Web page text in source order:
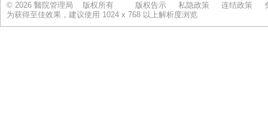
© 2026 醫院管理局 版权所有 版权告示 私隐政策 连结政策
为获得至佳效果，建议使用 1024 x 768 以上解析度浏览